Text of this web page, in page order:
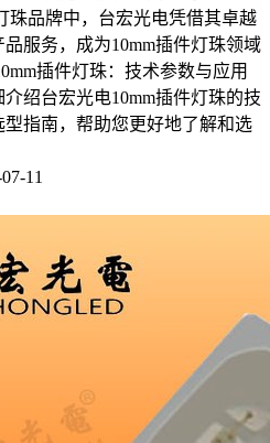
珠品牌中，台宏光电凭借其卓越
服务，成为10mm插件灯珠领域
插件灯珠：技术参数与应用
绍台宏光电10mm插件灯珠的技
指南，帮助您更好地了解和选
11